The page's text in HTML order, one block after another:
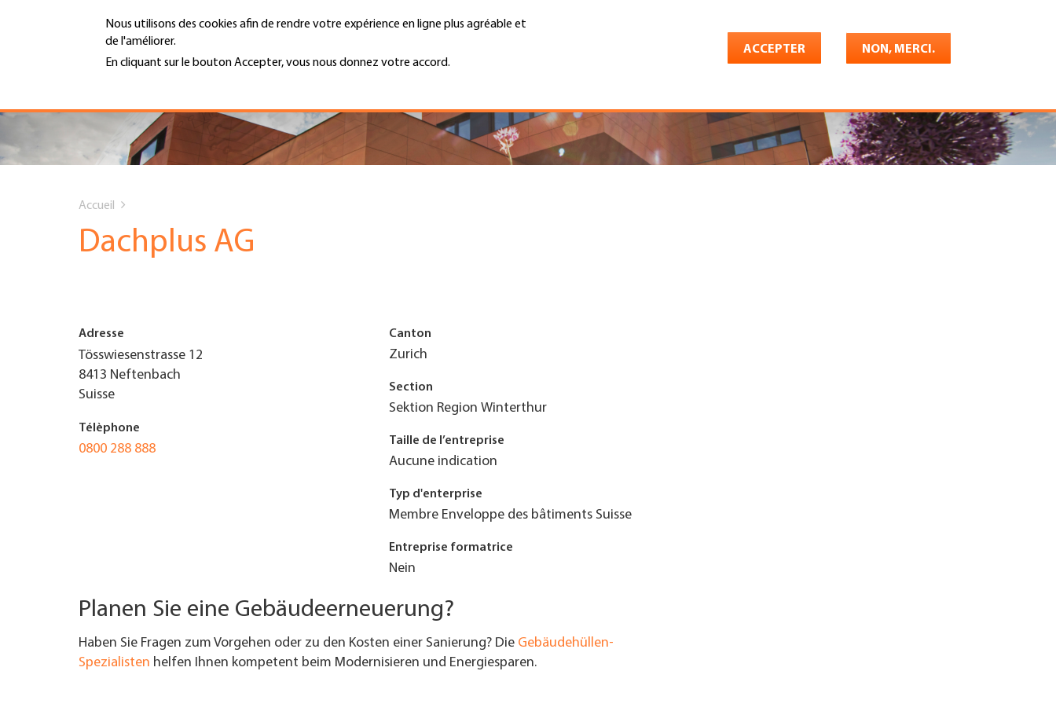
Nous utilisons des cookies afin de rendre votre expérience en ligne plus agréable et
de l'améliorer.
En cliquant sur le bouton Accepter, vous nous donnez votre accord.
ACCEPTER NON, MERCI.
Hauptnavigation
PORTRAIT
SERVICES
INFOTHÈQUE
JOBS & CARRIÈRE
TROUVER ENTREPRISE
MAGAZINE SPÉCIALISÉ
MENU
Top
Menu
Shop Konto Français
are
Accueil
Dachplus AG
Adresse
Tösswiesenstrasse 12
8413 Neftenbach
Suisse
Télèphone
0800 288 888
Canton
Zurich
Section
Sektion Region Winterthur
Taille de l’entreprise
Aucune indication
Typ d'enterprise
Membre Enveloppe des bâtiments Suisse
Entreprise formatrice
Nein
Planen Sie eine Gebäudeerneuerung?
Haben Sie Fragen zum Vorgehen oder zu den Kosten einer Sanierung? Die Gebäudehüllen-
Spezialisten helfen Ihnen kompetent beim Modernisieren und Energiesparen.